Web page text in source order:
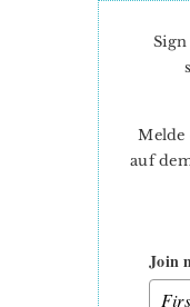
Melde
auf
Join